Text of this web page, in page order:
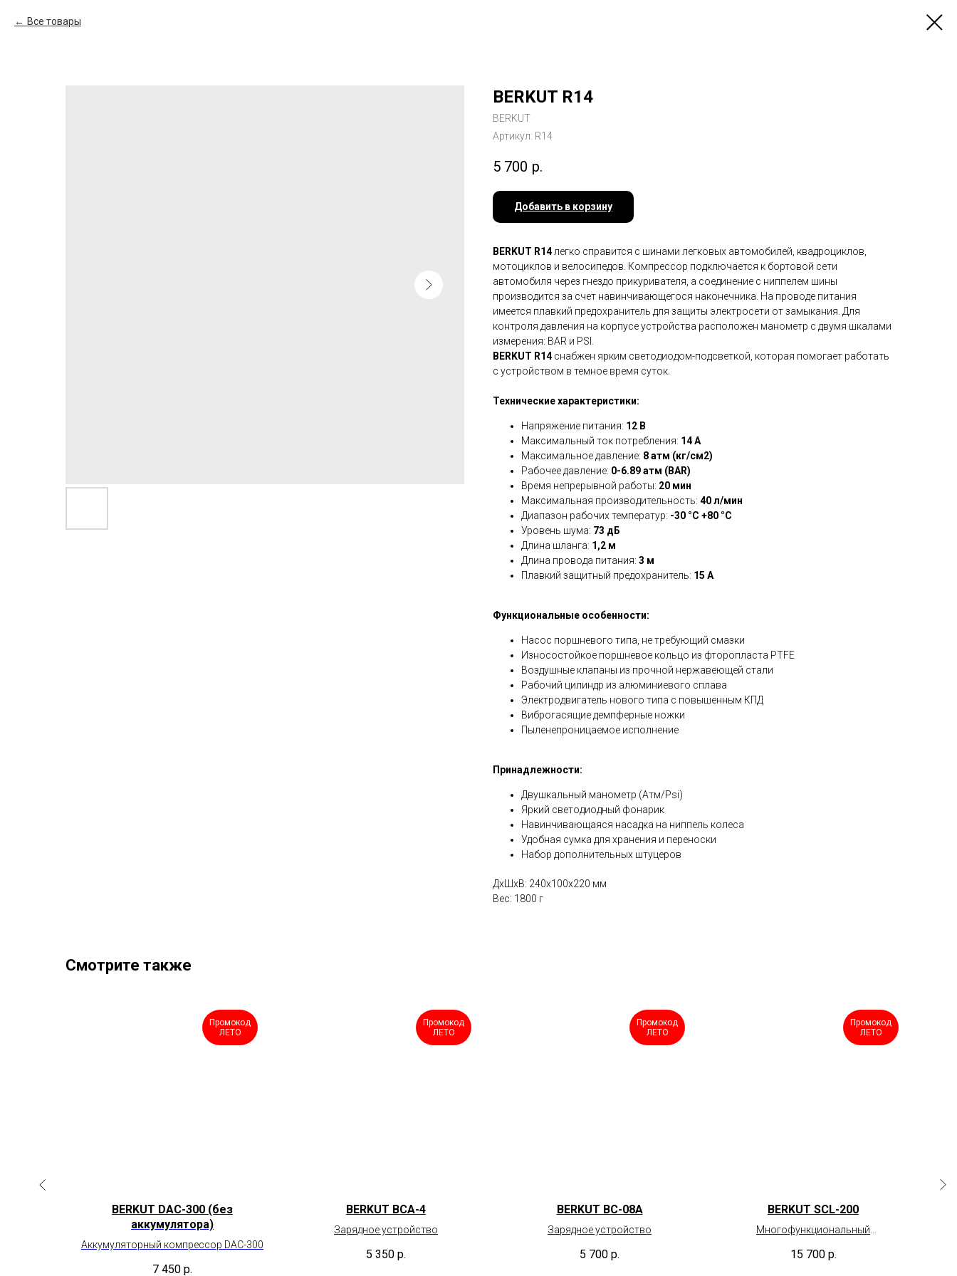
Все товары
BERKUT R14
BERKUT
Артикул: R14
5 700 р.
Добавить в корзину
BERKUT R14легко справится с шинами легковых автомобилей, квадроциклов,
мотоциклов и велосипедов. Компрессор подключается к бортовой сети
автомобиля через гнездо прикуривателя, а соединение с ниппелем шины
производится за счет навинчивающегося наконечника. На проводе питания
имеется плавкий предохранитель для защиты электросети от замыкания. Для
контроля давления на корпусе устройства расположен манометр с двумя шкалами
измерения: BAR и PSI.
BERKUT R14снабжен ярким светодиодом-подсветкой, которая помогает работать
c устройством в темное время суток.
Технические характеристики:
Напряжение питания: 12 В
Максимальный ток потребления: 14 A
Максимальное давление: 8 атм (кг/см2)
Рабочее давление: 0-6.89 атм (BAR)
Время непрерывной работы: 20 мин
Максимальная производительность: 40 л/мин
Диапазон рабочих температур: -30 °C +80 °C
Уровень шума: 73 дБ
Длина шланга: 1,2 м
Длина провода питания: 3 м
Плавкий защитный предохранитель: 15 A
Функциональные особенности:
Насос поршневого типа, не требующий смазки
Износостойкое поршневое кольцо из фторопласта PTFE
Воздушные клапаны из прочной нержавеющей стали
Рабочий цилиндр из алюминиевого сплава
Электродвигатель нового типа с повышенным КПД
Виброгасящие демпферные ножки
Пыленепроницаемое исполнение
Принадлежности:
Двушкальный манометр (Aтм/Psi)
Яркий светодиодный фонарик
Навинчивающаяся насадка на ниппель колеса
Удобная сумка для хранения и переноски
Набор дополнительных штуцеров
ДxШxВ: 240x100x220 мм
Вес: 1800 г
Смотрите также
Промокод
ЛЕТО
BERKUT DAC-300 (без
аккумулятора)
Аккумуляторный компрессор DAC-300
7 450 р.
Промокод
ЛЕТО
BERKUT BCA-4
Зарядное устройство
5 350 р.
Промокод
ЛЕТО
BERKUT BC-08A
Зарядное устройство
5 700 р.
Промокод
ЛЕТО
BERKUT SCL-200
Многофункциональный
фонарь
15 700 р.